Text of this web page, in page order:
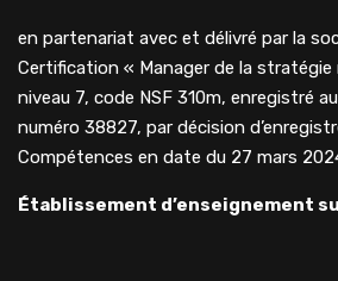
en partenariat avec et délivré par la
Certification « Manager de la
niveau 7, code NSF 310m, enregistré
numéro 38827, par décision
Compétences en date du 27 mars
Établissement d’enseignement